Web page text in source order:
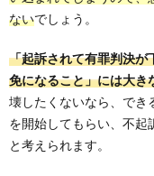
ないでしょう。
「起訴されて有罪判決が
免になること」には大き
壊したくないなら、でき
を開始してもらい、不起
と考えられます。